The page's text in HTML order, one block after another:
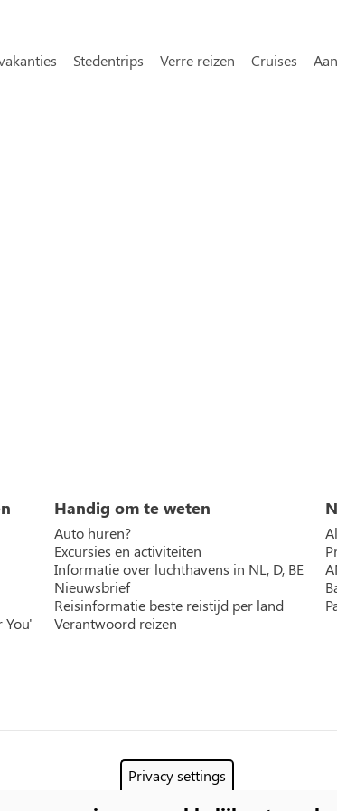
Privacy settings
Stedentrips Verre reizen Cruises
You'
Handig om te weten
Auto huren?
Excursies en activiteiten
Informatie over luchthavens in NL, D, BE
Nieuwsbrief
Reisinformatie beste reistijd per land
Verantwoord reizen